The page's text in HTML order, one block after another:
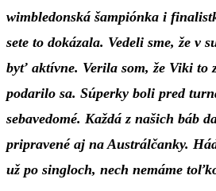
wimbledonská šampiónka i
sete to dokázala. Vedeli sme, že v
byť aktívne. Verila som, že Viki to
podarilo sa. Súperky boli pred
sebavedomé. Každá z našich báb
pripravené aj na Austrálčanky.
už po singloch, nech nemáme